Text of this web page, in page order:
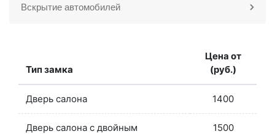
Вскрытие автомобилей
Тип замка
Цена от
(руб.)
Дверь салона 1400
Дверь салона с двойным
1500